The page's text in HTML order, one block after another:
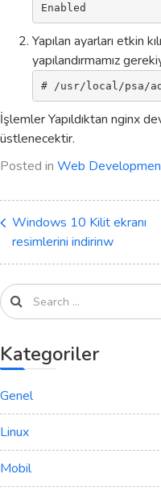
Enabled
Yapılan ayarları etkin
yapılandırmamız
# /usr/local/psa/
İşlemler Yapıldıktan nginx
üstlenecektir.
Posted in Web
Windows 10 Kilit ekranı
resimlerini indirinw
Kategoriler
Genel
Linux
Mobil